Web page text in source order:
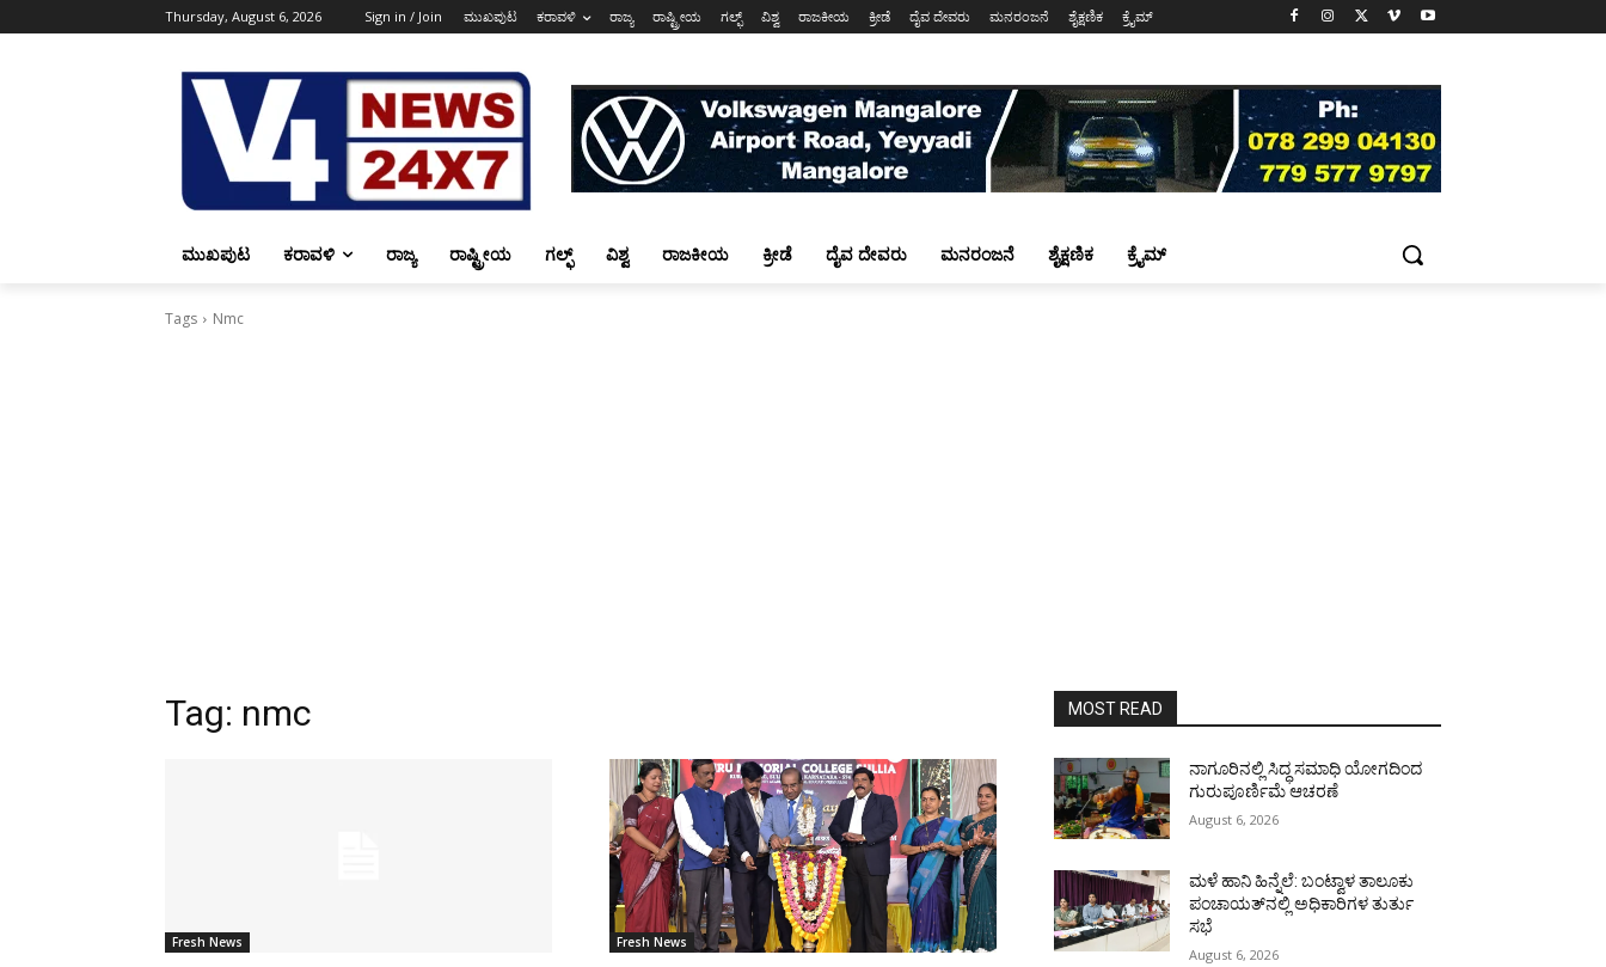
Thursday, August 6, 2026 Sign in / Join ಮುಖಪುಟ ಕರಾವಳಿ ರಾಜ್ಯ ರಾಷ್ಟ್ರೀಯ ಗಲ್ಫ್ ವಿಶ್ವ ರಾಜಕೀಯ ಕ್ರೀಡೆ ದೈವ ದೇವರು ಮನರಂಜನೆ ಶೈಕ್ಷಣಿಕ ಕ್ರೈಮ್
ಮುಖಪುಟ ಕರಾವಳಿ ರಾಜ್ಯ ರಾಷ್ಟ್ರೀಯ ಗಲ್ಫ್ ವಿಶ್ವ ರಾಜಕೀಯ ಕ್ರೀಡೆ ದೈವ ದೇವರು ಮನರಂಜನೆ ಶೈಕ್ಷಣಿಕ ಕ್ರೈಮ್
Tags Nmc
Tag: nmc
Fresh News Fresh News
MOST READ
ನಾಗೂರಿನಲ್ಲಿ ಸಿದ್ಧ ಸಮಾಧಿ ಯೋಗದಿಂದ
ಗುರುಪೂರ್ಣಿಮೆ ಆಚರಣೆ
August 6, 2026
ಮಳೆ ಹಾನಿ ಹಿನ್ನೆಲೆ: ಬಂಟ್ವಾಳ ತಾಲೂಕು
ಪಂಚಾಯತ್‌ನಲ್ಲಿ ಅಧಿಕಾರಿಗಳ ತುರ್ತು
ಸಭೆ
August 6, 2026